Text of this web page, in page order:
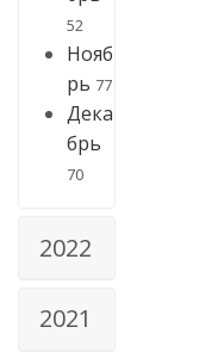
52
Нояб
рь 77
Дека
брь
70
2022
2021